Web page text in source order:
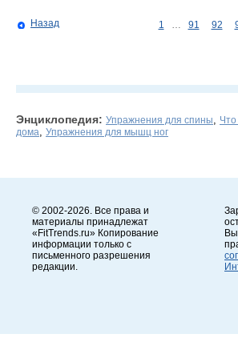
Назад 1 91 92
Энциклопедия: Упражнения для спины Что
дома
Упражнения для мышц ног
© 2002-2026. Все права и
материалы принадлежат
«FitTrends.ru» Копирование
информации только с
письменного разрешения
редакции.